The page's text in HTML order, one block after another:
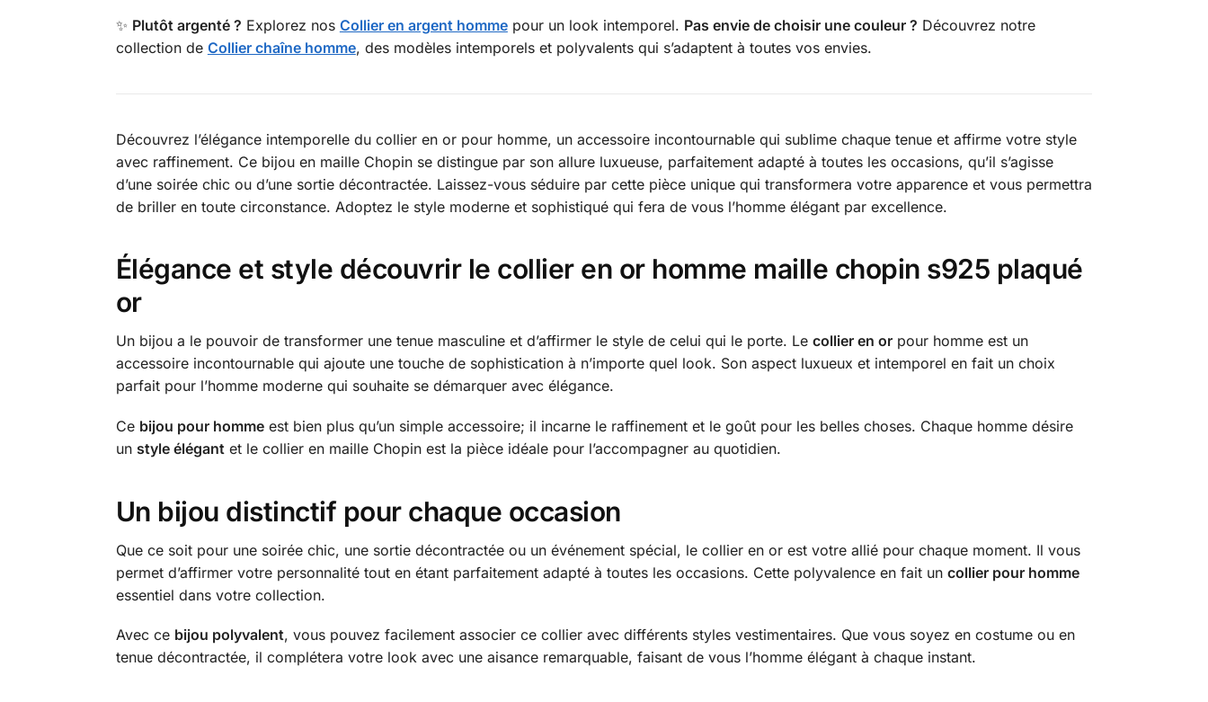
✨ Plutôt argenté ? Explorez nos Collier en argent hommepour un look intemporel. Pas envie de choisir une couleur ? Découvrez notre
collection de Collier chaîne homme, des modèles intemporels et polyvalents qui s’adaptent à toutes vos envies.
Découvrez l’élégance intemporelle du collier en or pour homme, un accessoire incontournable qui sublime chaque tenue et affirme votre style
avec raffinement. Ce bijou en maille Chopin se distingue par son allure luxueuse, parfaitement adapté à toutes les occasions, qu’il s’agisse
d’une soirée chic ou d’une sortie décontractée. Laissez-vous séduire par cette pièce unique qui transformera votre apparence et vous permettra
de briller en toute circonstance. Adoptez le style moderne et sophistiqué qui fera de vous l’homme élégant par excellence.
Élégance et style découvrir le collier en or homme maille chopin s925 plaqué
or
Un bijou a le pouvoir de transformer une tenue masculine et d’affirmer le style de celui qui le porte. Le collier en orpour homme est un
accessoire incontournable qui ajoute une touche de sophistication à n’importe quel look. Son aspect luxueux et intemporel en fait un choix
parfait pour l’homme moderne qui souhaite se démarquer avec élégance.
Ce bijou pour hommeest bien plus qu’un simple accessoire; il incarne le raffinement et le goût pour les belles choses. Chaque homme désire
un style élégant et le collier en maille Chopin est la pièce idéale pour l’accompagner au quotidien.
Un bijou distinctif pour chaque occasion
Que ce soit pour une soirée chic, une sortie décontractée ou un événement spécial, le collier en or est votre allié pour chaque moment. Il vous
permet d’affirmer votre personnalité tout en étant parfaitement adapté à toutes les occasions. Cette polyvalence en fait un collier pour homme
essentiel dans votre collection.
Avec ce bijou polyvalent, vous pouvez facilement associer ce collier avec différents styles vestimentaires. Que vous soyez en costume ou en
tenue décontractée, il complétera votre look avec une aisance remarquable, faisant de vous l’homme élégant à chaque instant.